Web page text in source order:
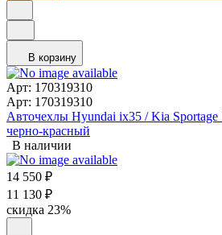
В корзину
Арт: 170319310
Арт: 170319310
Авточехлы Hyundai ix35 / Kia
черно-красный
В наличии
14 550 ₽
11 130 ₽
скидка 23%